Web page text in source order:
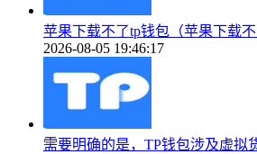
苹果下载不了tp钱包（苹果下载不
2026-08-05 19:46:17
需要明确的是，TP钱包涉及虚拟